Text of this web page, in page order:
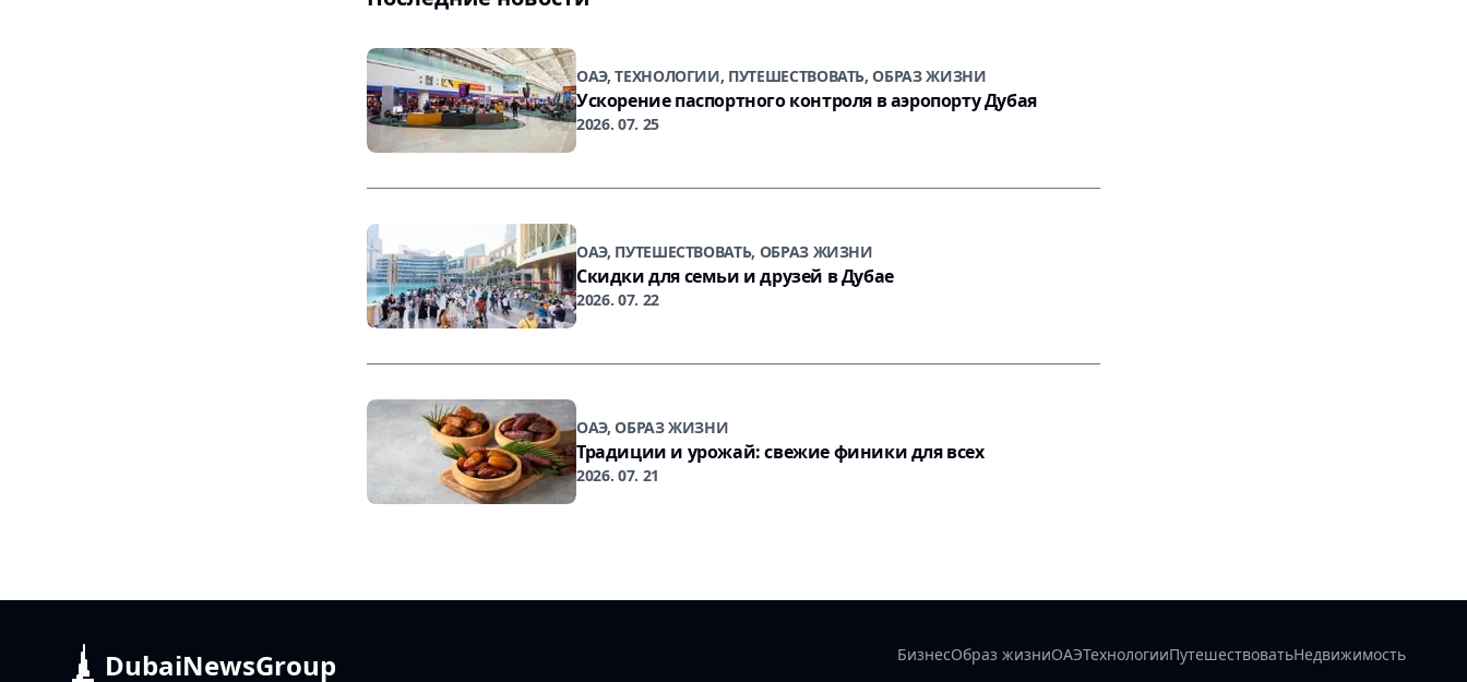
ОАЭ, ТЕХНОЛОГИИ, ПУТЕШЕСТВОВАТЬ, ОБРАЗ ЖИЗНИ
Ускорение паспортного контроля в аэропорту Дубая
2026. 07. 25
ОАЭ, ПУТЕШЕСТВОВАТЬ, ОБРАЗ ЖИЗНИ
Скидки для семьи и друзей в Дубае
2026. 07. 22
ОАЭ, ОБРАЗ ЖИЗНИ
Традиции и урожай: свежие финики для всех
2026. 07. 21
DubaiNewsGroup БизнесОбраз жизниОАЭТехнологииПутешествоватьНедвижимость